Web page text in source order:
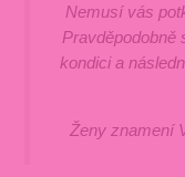
Nemusí vás
Pravděpodobně
kondici a
Ženy znamení